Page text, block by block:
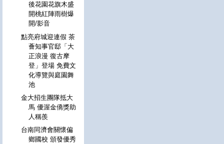
後花園花旗木盛
開桃紅陣雨樹爆
開/影音
點亮府城迎連假 茶
薈知事官邸「大
正浪漫 復古摩
登」登場 免費文
化導覽與庭園舞
池
金大招生團隊抵大
馬 優渥金僑獎助
人稱羨
台南同濟會關懷偏
鄉國校 頒發優秀